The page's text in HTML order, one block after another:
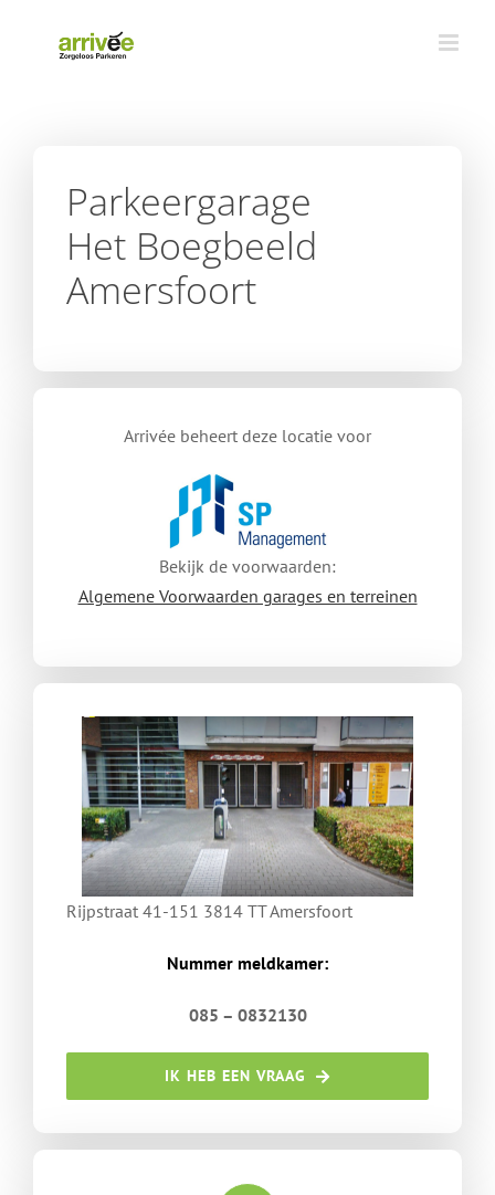
Parkeergarage
Het Boegbeeld
Amersfoort
Arrivée beheert deze locatie voor
Bekijk de voorwaarden:
Algemene Voorwaarden garages en terreinen
Rijpstraat 41-151 3814 TT Amersfoort
Nummer meldkamer:
085 – 0832130
IK HEB EEN VRAAG